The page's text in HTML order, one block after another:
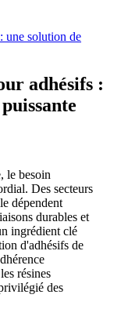
une solution de
adhésifs :
le besoin
Des secteurs
dépendent
durables et
ingrédient clé
d'adhésifs de
résines
des